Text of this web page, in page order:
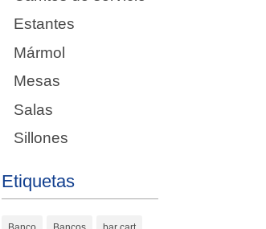
Estantes
Mármol
Mesas
Salas
Sillones
Etiquetas